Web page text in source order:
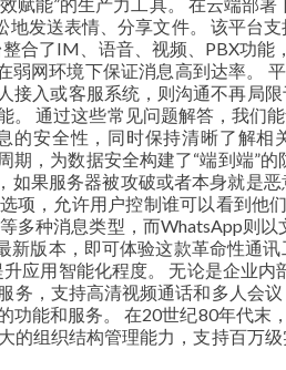
发送表情、分享文件。 该平台
合了IM、语音、视频、PBX功能
网环境下保证消息高到达率。 平
入或客服系统，则沟通不再局
。 通过这些常见问题解答，我们
安全性，同时保持清晰了解相
，为数据安全构建了“端到端”
果服务器被攻破或者本身就是
项，允许用户控制谁可以看到他
多种消息类型，而WhatsApp则
版本，即可体验这款革命性通
应用智能化程度。 无论是企业
务，支持高清视频通话和多人会
能和服务。 在20世纪80年代末
的组织结构管理能力，支持百万